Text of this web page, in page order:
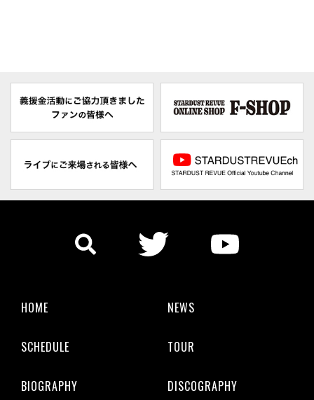
HOME NEWS
SCHEDULE TOUR
BIOGRAPHY DISCOGRAPHY